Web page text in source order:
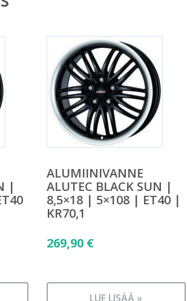
|
ALUMIINIVANNE
ALUTEC BLACK SUN |
8,5×18 | 5×108 | ET40 |
KR70,1
269,90 €
LUE LISÄÄ »